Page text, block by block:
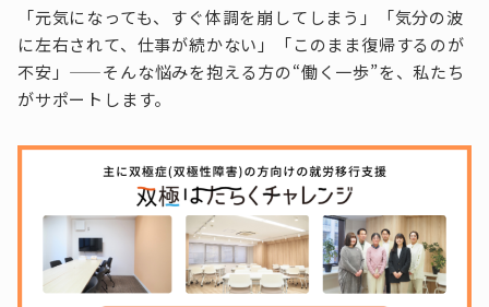
「元気になっても、すぐ体調を崩してしまう」「気分の波
に左右されて、仕事が続かない」「このまま復帰するのが
不安」——そんな悩みを抱える方の“働く一歩”を、私たち
がサポートします。